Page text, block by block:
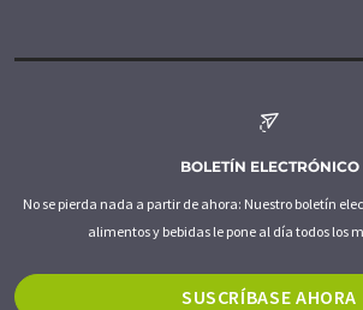
BOLETÍN ELECTRÓNICO
No se pierda nada a partir de ahora: Nuestro boletín
alimentos y bebidas le pone al día todos los
SUSCRÍBASE AHORA